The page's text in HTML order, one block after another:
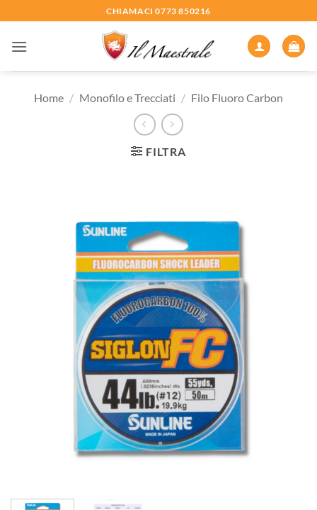
ai
contenuti
CHIAMACI 0773 850216
Home / Monofilo e Trecciati / Filo Fluoro Carbon
FILTRA